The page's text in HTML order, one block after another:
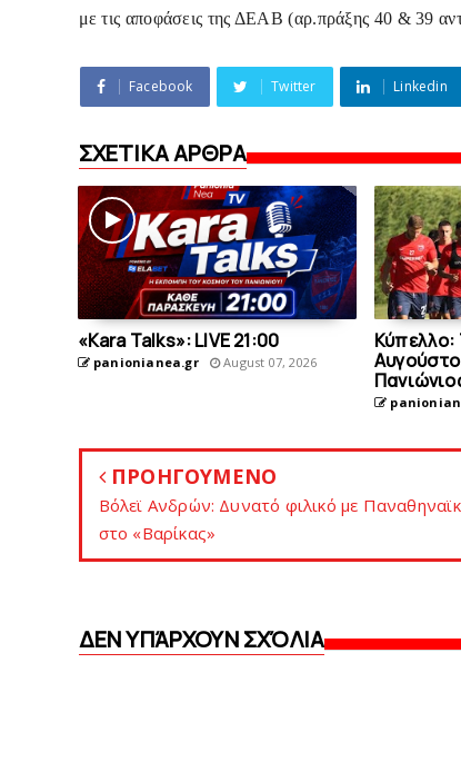
με τις αποφάσεις της ΔΕΑΒ (αρ.πράξης 40 & 39
Facebook Twitter Linkedin
ΣΧΕΤΙΚΑ ΑΡΘΡΑ
«Kara Talks»: LIVE 21:00
panionianea.gr August 07, 2026
Κύπελλο:
ΠΡΟΗΓΟΥΜΕΝΟ
Bόλεϊ Ανδρών: Δυνατό φιλικό με
στο «Βαρίκας»
ΔΕΝ ΥΠΆΡΧΟΥΝ ΣΧΌΛΙΑ